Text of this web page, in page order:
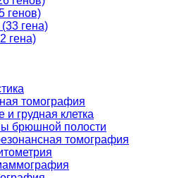
генов)
гена)
гена)
томография
и грудная клетка
брюшной полости
томография